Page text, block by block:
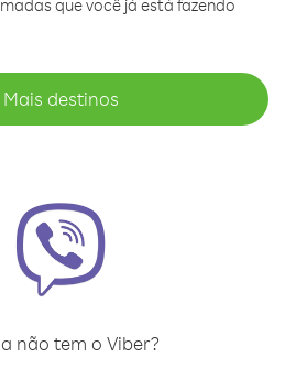
que você já está fazendo
Mais destinos
não tem o Viber?